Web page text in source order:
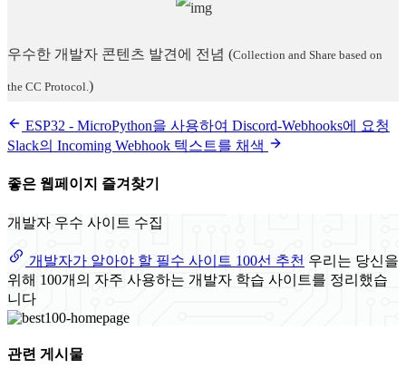
우수한 개발자 콘텐츠 발견에 전념 (Collection and Share based on
the CC Protocol.)
ESP32 - MicroPython을 사용하여 Discord-Webhooks에 요청
Slack의 Incoming Webhook 텍스트를 채색
좋은 웹페이지 즐겨찾기
개발자 우수 사이트 수집
개발자가 알아야 할 필수 사이트 100선 추천 우리는 당신을
위해 100개의 자주 사용하는 개발자 학습 사이트를 정리했습
니다
관련 게시물